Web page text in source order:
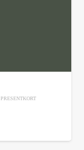
PRESENTKORT